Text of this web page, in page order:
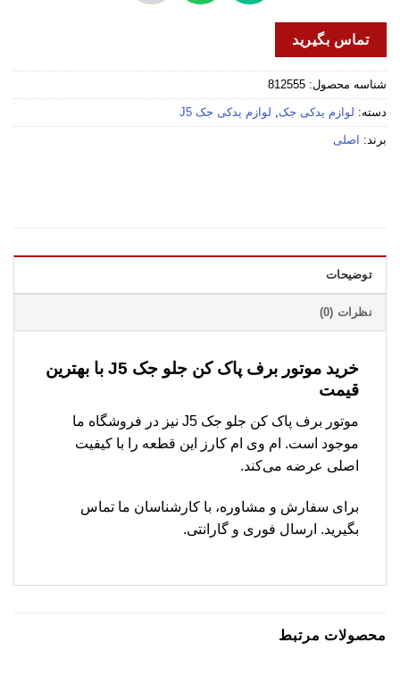
تماس بگیرید
شناسه محصول: 812555
دسته: لوازم یدکی جک, لوازم یدکی جک J5
برند: اصلی
توضیحات
نظرات (0)
خرید موتور برف پاک کن جلو جک J5 با بهترین
قیمت
موتور برف پاک کن جلو جک J5 نیز در فروشگاه ما
موجود است. ام وی ام کارز این قطعه را با کیفیت
اصلی عرضه می‌کند.
برای سفارش و مشاوره، با کارشناسان ما تماس
بگیرید. ارسال فوری و گارانتی.
محصولات مرتبط